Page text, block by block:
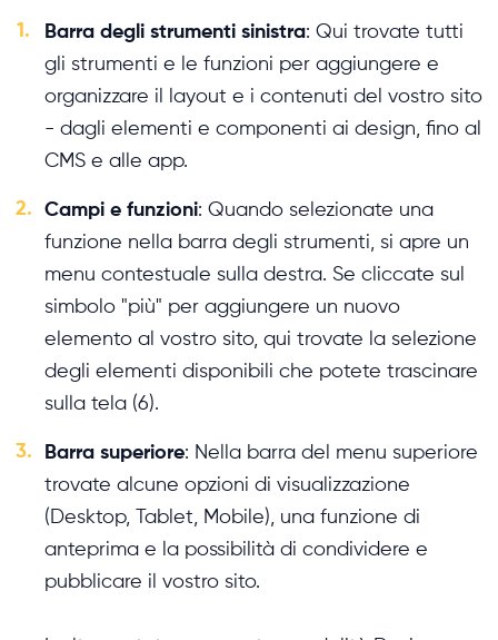
1. Barra degli strumenti sinistra: Qui trovate tutti
gli strumenti e le funzioni per aggiungere e
organizzare il layout e i contenuti del vostro sito
- dagli elementi e componenti ai design, fino al
CMS e alle app.
2. Campi e funzioni: Quando selezionate una
funzione nella barra degli strumenti, si apre un
menu contestuale sulla destra. Se cliccate sul
simbolo "più" per aggiungere un nuovo
elemento al vostro sito, qui trovate la selezione
degli elementi disponibili che potete trascinare
sulla tela (6).
3. Barra superiore: Nella barra del menu superiore
trovate alcune opzioni di visualizzazione
(Desktop, Tablet, Mobile), una funzione di
anteprima e la possibilità di condividere e
pubblicare il vostro sito.